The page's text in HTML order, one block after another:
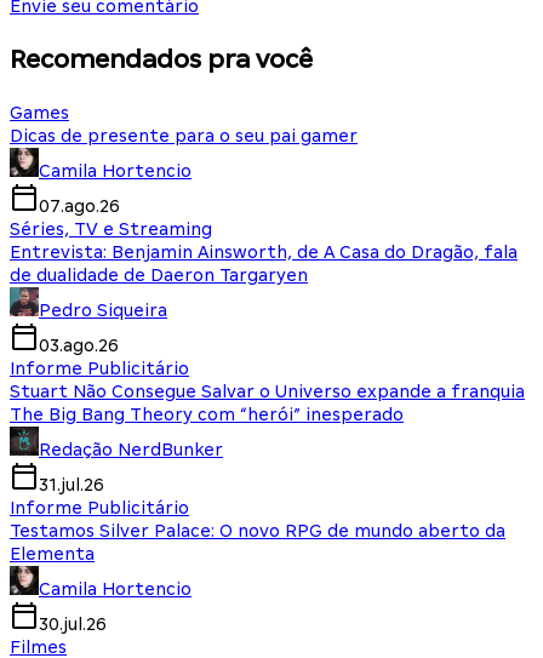
Envie seu comentário
Recomendados pra você
Games
Dicas de presente para o seu pai gamer
Camila Hortencio
07.ago.26
Séries, TV e Streaming
Entrevista: Benjamin Ainsworth, de A Casa do Dragão, fala
de dualidade de Daeron Targaryen
Pedro Siqueira
03.ago.26
Informe Publicitário
Stuart Não Consegue Salvar o Universo expande a franquia
The Big Bang Theory com “herói” inesperado
Redação NerdBunker
31.jul.26
Informe Publicitário
Testamos Silver Palace: O novo RPG de mundo aberto da
Elementa
Camila Hortencio
30.jul.26
Filmes